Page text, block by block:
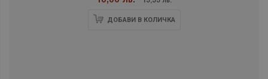
ДОБАВИ В КОЛИЧКА